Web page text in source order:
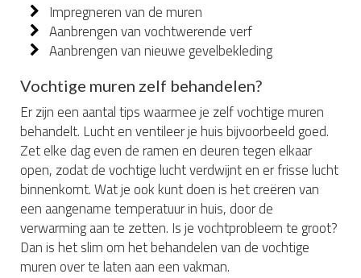
Impregneren van de muren
Aanbrengen van vochtwerende verf
Aanbrengen van nieuwe gevelbekleding
Vochtige muren zelf behandelen?
Er zijn een aantal tips waarmee je zelf vochtige muren
behandelt. Lucht en ventileer je huis bijvoorbeeld goed.
Zet elke dag even de ramen en deuren tegen elkaar
open, zodat de vochtige lucht verdwijnt en er frisse lucht
binnenkomt. Wat je ook kunt doen is het creëren van
een aangename temperatuur in huis, door de
verwarming aan te zetten. Is je vochtprobleem te groot?
Dan is het slim om het behandelen van de vochtige
muren over te laten aan een vakman.